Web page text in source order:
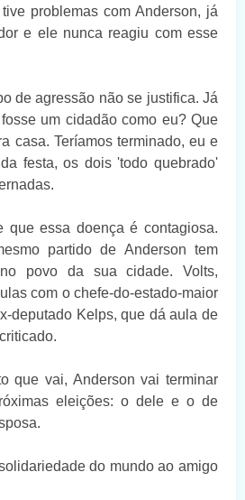
problemas com Anderson, já
e ele nunca reagiu com esse
de agressão não se justifica. Já
um cidadão como eu? Que
casa. Teríamos terminado, eu e
festa, os dois 'todo quebrado'
que essa doença é contagiosa.
partido de Anderson tem
povo da sua cidade. Volts,
com o chefe-do-estado-maior
deputado Kelps, que dá aula de
que vai, Anderson vai terminar
eleições: o dele e o de
do mundo ao amigo